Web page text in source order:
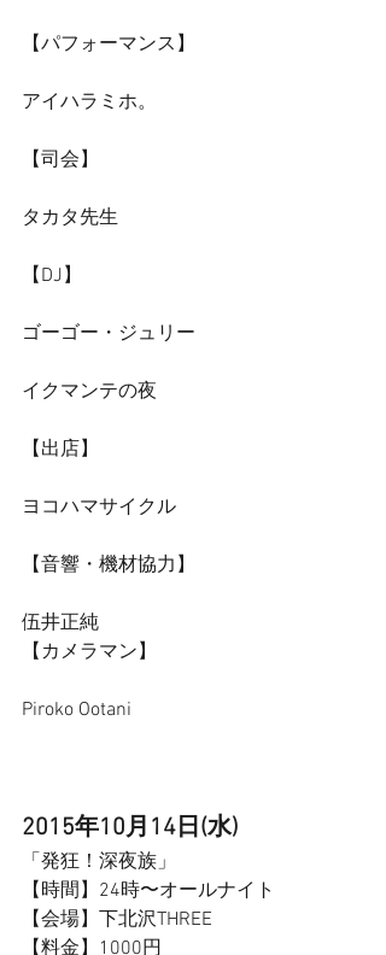
【パフォーマンス】
アイハラミホ。
【司会】
タカタ先生
【DJ】
ゴーゴー・ジュリー
イクマンテの夜
【出店】
ヨコハマサイクル
【音響・機材協力】
伍井正純
【カメラマン】
Piroko Ootani
2015年10月14日(水)
「発狂！深夜族」
【時間】24時〜オールナイト
【会場】下北沢THREE
【料金】1000円